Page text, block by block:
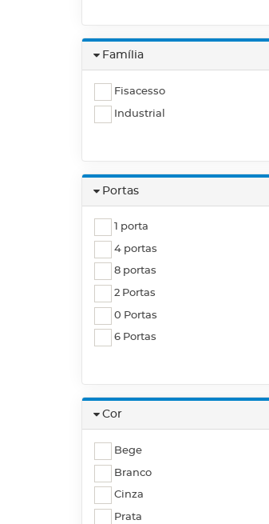
Família
Fisacesso
Industrial
Portas
1 porta
4 portas
8 portas
2 Portas
0 Portas
6 Portas
Cor
Bege
Branco
Cinza
Prata